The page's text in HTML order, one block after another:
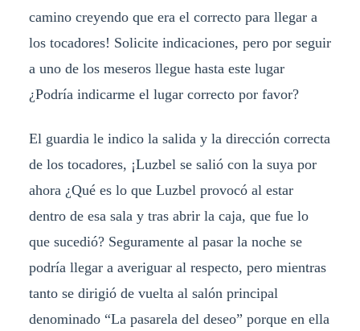
camino creyendo que era el correcto para llegar a
los tocadores! Solicite indicaciones, pero por seguir
a uno de los meseros llegue hasta este lugar
¿Podría indicarme el lugar correcto por favor?
El guardia le indico la salida y la dirección correcta
de los tocadores, ¡Luzbel se salió con la suya por
ahora ¿Qué es lo que Luzbel provocó al estar
dentro de esa sala y tras abrir la caja, que fue lo
que sucedió? Seguramente al pasar la noche se
podría llegar a averiguar al respecto, pero mientras
tanto se dirigió de vuelta al salón principal
denominado “La pasarela del deseo” porque en ella